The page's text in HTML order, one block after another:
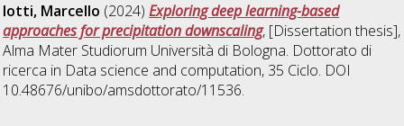
Iotti, Marcello (2024)Exploring deep learning-based
approaches for precipitation downscaling, [Dissertation thesis],
Alma Mater Studiorum Università di Bologna. Dottorato di
ricerca in Data science and computation, 35 Ciclo. DOI
10.48676/unibo/amsdottorato/11536.